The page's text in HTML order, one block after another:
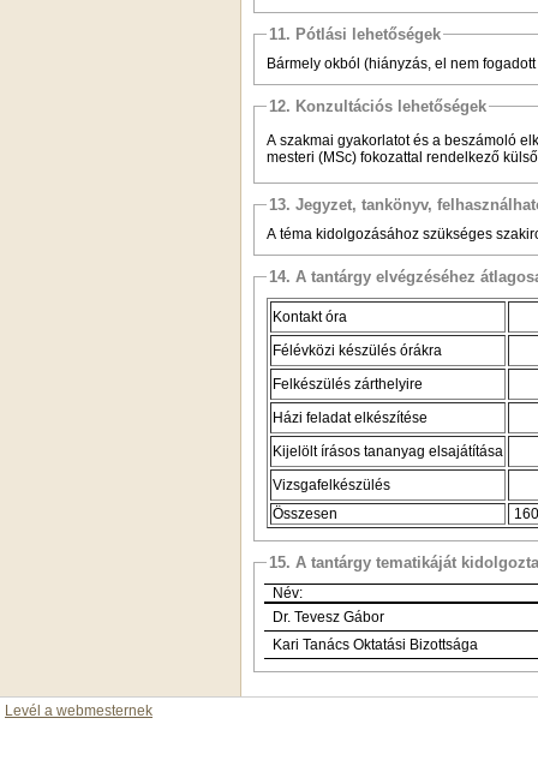
11. Pótlási lehetőségek
Bármely okból (hiányzás, el nem
12. Konzultációs lehetőségek
A szakmai gyakorlatot és a beszámoló
mesteri (MSc) fokozattal rendelkező
13. Jegyzet, tankönyv,
A téma kidolgozásához szükséges
14. A tantárgy elvégzéséhez
Kontakt óra
Félévközi készülés órákra
Felkészülés zárthelyire
Házi feladat elkészítése
Kijelölt írásos tananyag elsajátítása
Vizsgafelkészülés
Összesen
15. A tantárgy tematikáját kidolgozta
Név:
Dr. Tevesz Gábor
Kari Tanács Oktatási Bizottsága
Levél a webmesternek